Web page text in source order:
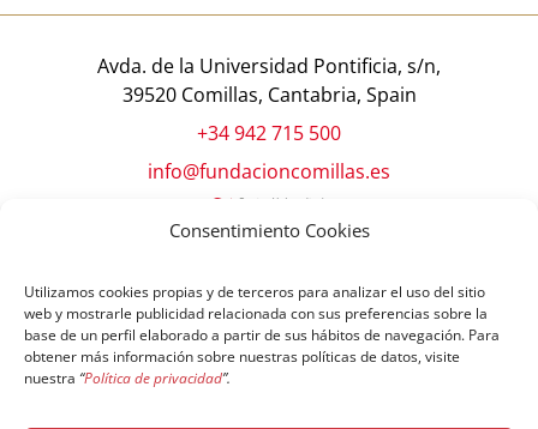
Consentimiento Cookies
Utilizamos cookies propias y de terceros para analizar el uso del sitio
web y mostrarle publicidad relacionada con sus preferencias sobre la
base de un perfil elaborado a partir de sus hábitos de navegación. Para
obtener más información sobre nuestras políticas de datos, visite
nuestra “Política de privacidad”.
Avda. de la Universidad Pontificia, s/n,
39520 Comillas, Cantabria, Spain
+34 942 715 500
info@fundacioncomillas.es